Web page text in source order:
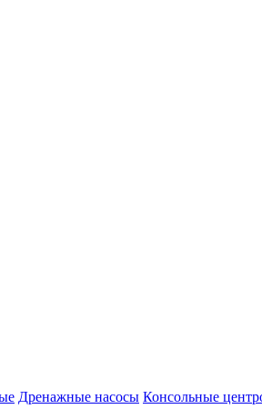
Дренажные насосы Консольные